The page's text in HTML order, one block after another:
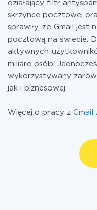
działający filtr
skrzynce pocztowej
sprawiły, że Gmail jest
pocztową na świecie.
aktywnych
miliard osób.
wykorzystywany
jak i biznesowej.
Więcej o pracy z Gmail